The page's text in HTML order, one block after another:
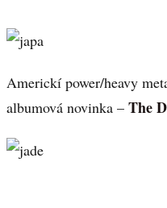
Americkí power/heavy
albumová novinka – The